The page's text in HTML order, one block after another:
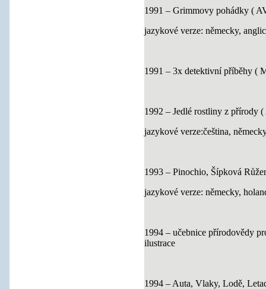
1991 – Grimmovy pohádky (
jazykové verze: německy,
1991 – 3x detektivní příběhy (
1992 – Jedlé rostliny z
jazykové verze:čeština,
1993 – Pinochio, Šípková
jazykové verze: německy,
1994 – učebnice přírodovědy
ilustrace
1994 – Auta, Vlaky, Lodě,